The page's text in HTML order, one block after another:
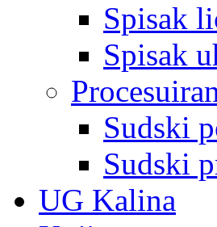
Spisak
Spisak
Sudski
Sudski
UG Kalina